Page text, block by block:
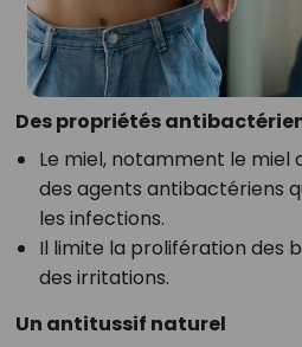
Des propriétés
Le miel, notamment le miel
des agents antibactériens
les infections.
Il limite la prolifération des
des irritations.
Un antitussif naturel